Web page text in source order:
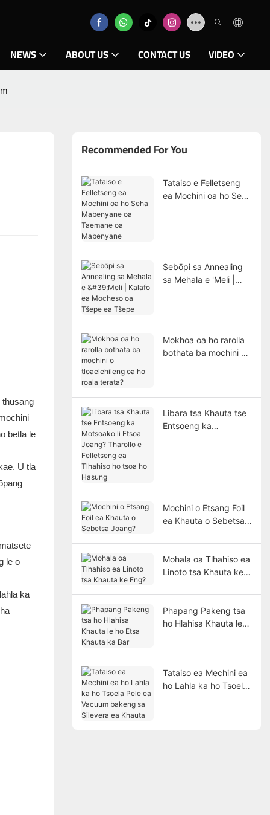
NEWS ABOUT US CONTACT US VIDEO
thusang
betla le
U tla
le o
ka
Recommended For You
Tataiso e Felletseng
ea Mochini oa ho Seha
Sebōpi sa Annealing
sa Mehala e 'Meli |
Mokhoa oa ho rarolla
bothata ba mochini o
Libara tsa Khauta tse
Entsoeng ka
Mochini o Etsang Foil
ea Khauta o Sebetsa
Mohala oa Tlhahiso ea
Linoto tsa Khauta ke
Phapang Pakeng tsa
ho Hlahisa Khauta le
Tataiso ea Mechini ea
ho Lahla ka ho Tsoela